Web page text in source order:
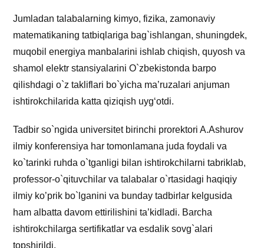
Jumladan talabalarning kimyo, fizika, zamonaviy
matematikaning tatbiqlariga bag`ishlangan, shuningdek,
muqobil energiya manbalarini ishlab chiqish, quyosh va
shamol elektr stansiyalarini O`zbekistonda barpo
qilishdagi o`z takliflari bo`yicha ma’ruzalari anjuman
ishtirokchilarida katta qiziqish uyg‘otdi.
Tadbir so`ngida universitet birinchi prorektori A.Ashurov
ilmiy konferensiya har tomonlamana juda foydali va
ko`tarinki ruhda o`tganligi bilan ishtirokchilarni tabriklab,
professor-o`qituvchilar va talabalar o`rtasidagi haqiqiy
ilmiy ko’prik bo`lganini va bunday tadbirlar kelgusida
ham albatta davom ettirilishini ta’kidladi. Barcha
ishtirokchilarga sertifikatlar va esdalik sovg`alari
topshirildi.